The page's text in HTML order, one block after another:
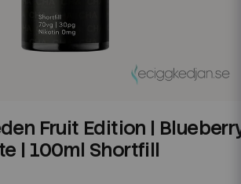
Fruit Edition |
| 100ml Shortfill